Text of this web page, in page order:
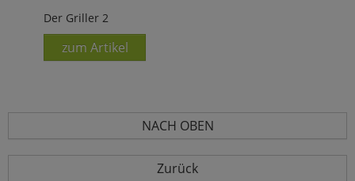
Der Griller 2
zum Artikel
NACH OBEN
Zurück